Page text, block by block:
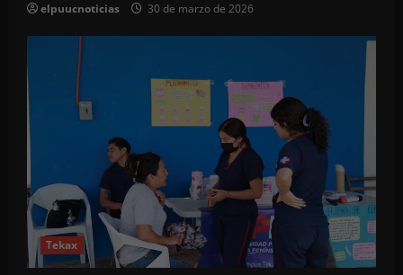
elpuucnoticias 30 de marzo de 2026
Tekax